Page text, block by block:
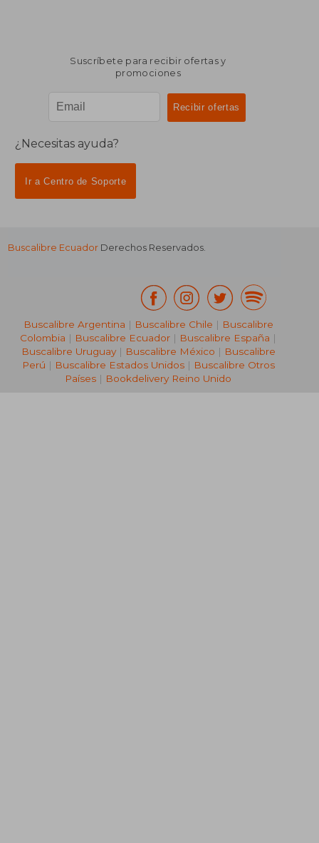
Suscríbete para recibir ofertas y
promociones
¿Necesitas ayuda?
Ir a Centro de Soporte
Buscalibre Ecuador Derechos Reservados.
Buscalibre Argentina | Buscalibre Chile | Buscalibre
Colombia | Buscalibre Ecuador | Buscalibre España |
Buscalibre Uruguay| Buscalibre México | Buscalibre
Perú | Buscalibre Estados Unidos| Buscalibre Otros
Países | Bookdelivery Reino Unido